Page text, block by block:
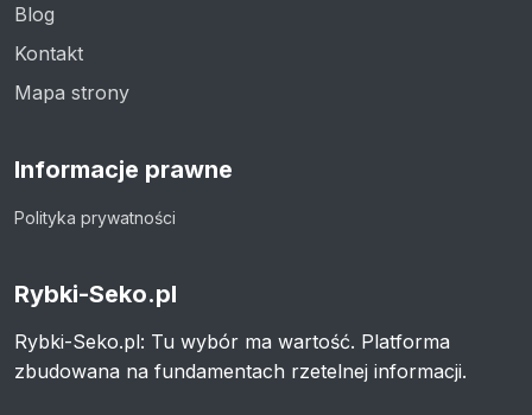
Blog
Kontakt
Mapa strony
Informacje prawne
Polityka prywatności
Rybki-Seko.pl
Rybki-Seko.pl: Tu wybór ma wartość. Platforma
zbudowana na fundamentach rzetelnej informacji.